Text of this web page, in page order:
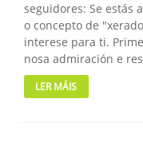
seguidores: Se estás
o concepto de
interese para ti.
nosa admiración e
LER MÁIS